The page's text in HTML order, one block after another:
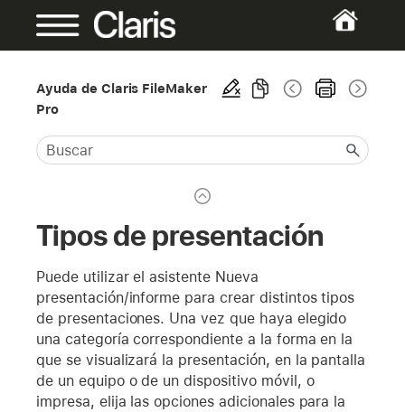
Ayuda de Claris FileMaker
Pro
Tipos de presentación
Puede utilizar el asistente Nueva
presentación/informe para crear distintos tipos
de presentaciones. Una vez que haya elegido
una categoría correspondiente a la forma en la
que se visualizará la presentación, en la pantalla
de un equipo o de un dispositivo móvil, o
impresa, elija las opciones adicionales para la